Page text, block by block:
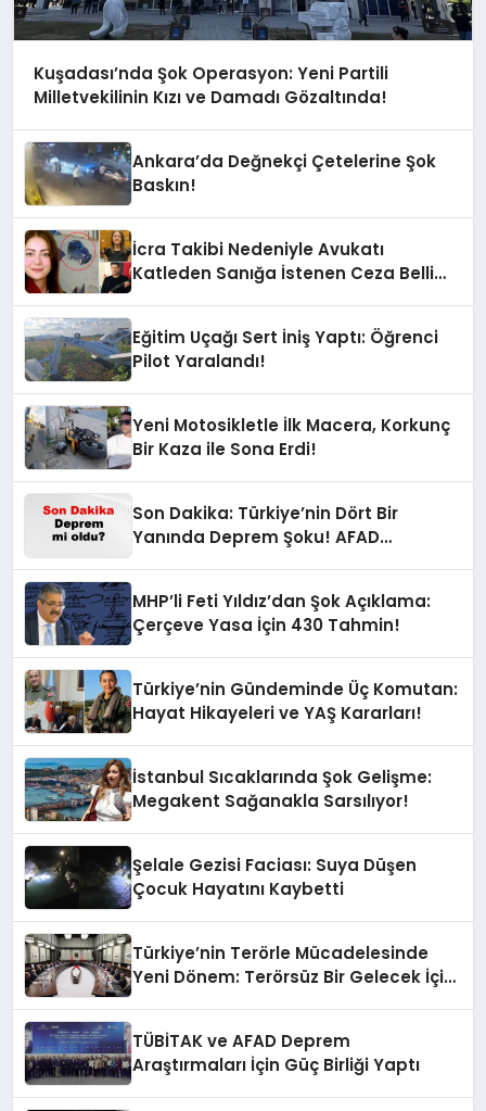
Kuşadası’nda Şok Operasyon: Yeni Partili
Milletvekilinin Kızı ve Damadı Gözaltında!
Ankara’da Değnekçi Çetelerine Şok
Baskın!
İcra Takibi Nedeniyle Avukatı
Katleden Sanığa İstenen Ceza Belli
Eğitim Uçağı Sert İniş Yaptı: Öğrenci
Pilot Yaralandı!
Yeni Motosikletle İlk Macera, Korkunç
Bir Kaza ile Sona Erdi!
Son Dakika: Türkiye’nin Dört Bir
Yanında Deprem Şoku! AFAD
MHP’li Feti Yıldız’dan Şok Açıklama:
Çerçeve Yasa İçin 430 Tahmin!
Türkiye’nin Gündeminde Üç Komutan:
Hayat Hikayeleri ve YAŞ Kararları!
İstanbul Sıcaklarında Şok Gelişme:
Megakent Sağanakla Sarsılıyor!
Şelale Gezisi Faciası: Suya Düşen
Çocuk Hayatını Kaybetti
Türkiye’nin Terörle Mücadelesinde
Yeni Dönem: Terörsüz Bir Gelecek İçin
TÜBİTAK ve AFAD Deprem
Araştırmaları İçin Güç Birliği Yaptı